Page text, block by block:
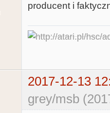
producent i
2017-12-13
grey/msb